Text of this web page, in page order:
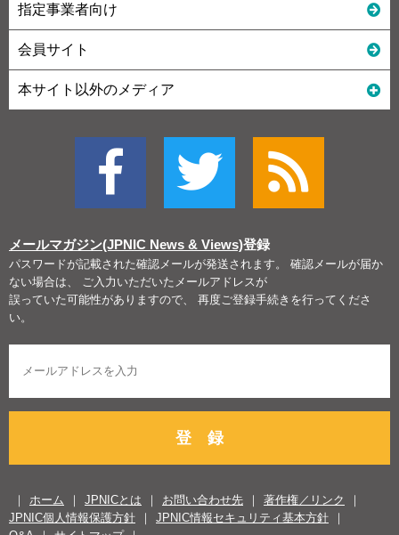
指定事業者向け
会員サイト
本サイト以外のメディア
メールマガジン(JPNIC News & Views)登録
パスワードが記載された確認メールが発送されます。 確認メールが届か
ない場合は、 ご入力いただいたメールアドレスが
誤っていた可能性がありますので、 再度ご登録手続きを行ってくださ
い。
登 録
ホーム JPNICとは お問い合わせ先
著作権／リンク
JPNIC個人情報保護方針
JPNIC情報セキュリティ基本方針